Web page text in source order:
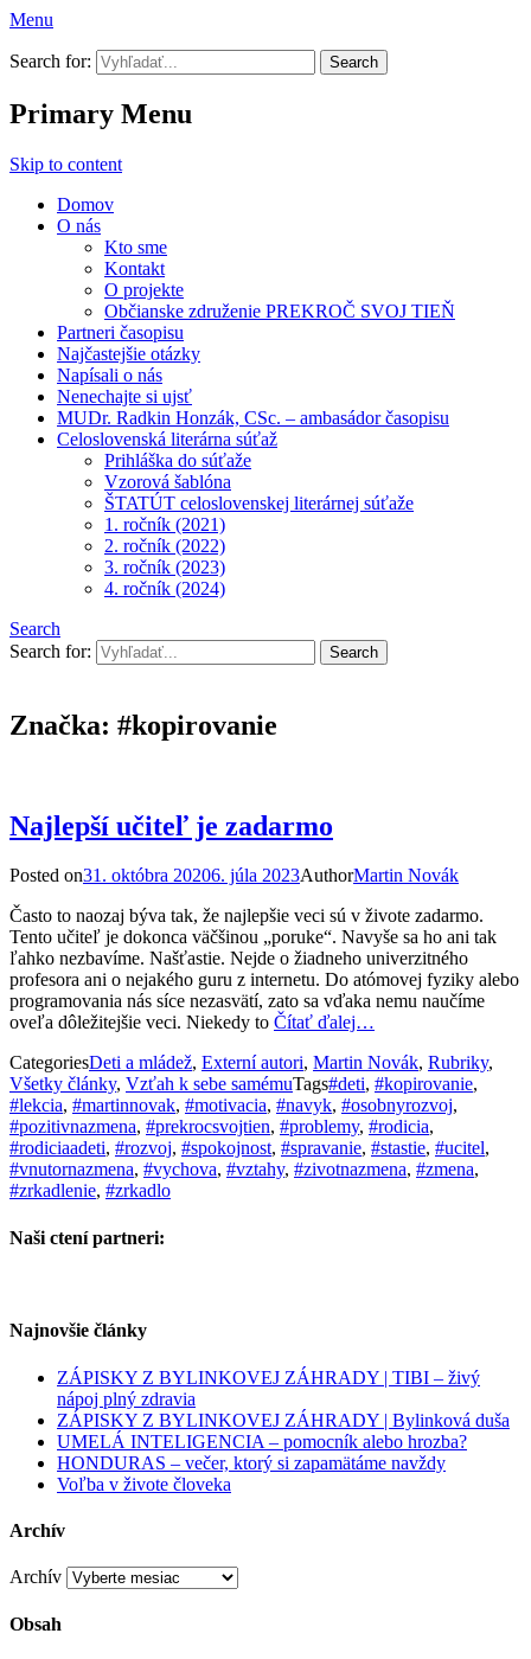
Menu
Prekroč svoj tieň
Search for:
Primary Menu
Skip to content
Domov
O nás
Kto sme
Kontakt
O projekte
Občianske združenie PREKROČ SVOJ TIEŇ
Partneri časopisu
Najčastejšie otázky
Napísali o nás
Nenechajte si ujsť
MUDr. Radkin Honzák, CSc. – ambasádor časopisu
Celoslovenská literárna súťaž
Prihláška do súťaže
Vzorová šablóna
ŠTATÚT celoslovenskej literárnej súťaže
1. ročník (2021)
2. ročník (2022)
3. ročník (2023)
4. ročník (2024)
Search
Search for:
Značka: #kopirovanie
Najlepší učiteľ je zadarmo
Posted on31. októbra 20206. júla 2023AuthorMartin Novák
Často to naozaj býva tak, že najlepšie veci sú v živote zadarmo.
Tento učiteľ je dokonca väčšinou „poruke“. Navyše sa ho ani tak
ľahko nezbavíme. Našťastie. Nejde o žiadneho univerzitného
profesora ani o nejakého guru z internetu. Do atómovej fyziky alebo
programovania nás síce nezasvätí, zato sa vďaka nemu naučíme
oveľa dôležitejšie veci. Niekedy to Čítať ďalej…
CategoriesDeti a mládež, Externí autori, Martin Novák, Rubriky,
Všetky články, Vzťah k sebe samémuTags#deti, #kopirovanie,
#lekcia, #martinnovak, #motivacia, #navyk, #osobnyrozvoj,
#pozitivnazmena, #prekrocsvojtien, #problemy, #rodicia,
#rodiciaadeti, #rozvoj, #spokojnost, #spravanie, #stastie, #ucitel,
#vnutornazmena, #vychova, #vztahy, #zivotnazmena, #zmena,
#zrkadlenie, #zrkadlo
Naši ctení partneri:
Najnovšie články
ZÁPISKY Z BYLINKOVEJ ZÁHRADY | TIBI – živý
nápoj plný zdravia
ZÁPISKY Z BYLINKOVEJ ZÁHRADY | Bylinková duša
UMELÁ INTELIGENCIA – pomocník alebo hrozba?
HONDURAS – večer, ktorý si zapamätáme navždy
Voľba v živote človeka
Archív
Archív
Obsah